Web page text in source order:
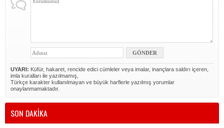
UYARI: Küfür, hakaret, rencide edici cümleler veya imalar, inançlara saldırı içeren,
imla kuralları ile yazılmamış,
Türkçe karakter kullanılmayan ve büyük harflerle yazılmış yorumlar
onaylanmamaktadır.
SON DAKİKA